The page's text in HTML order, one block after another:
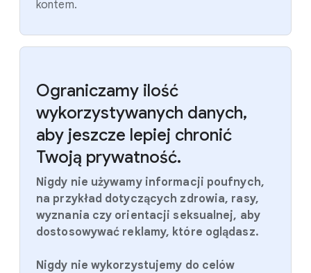
kontem.
Ograniczamy ilość
wykorzystywanych danych,
aby jeszcze lepiej chronić
Twoją prywatność.
Nigdy nie używamy informacji poufnych,
na przykład dotyczących zdrowia, rasy,
wyznania czy orientacji seksualnej, aby
dostosowywać reklamy, które oglądasz.
Nigdy nie wykorzystujemy do celów